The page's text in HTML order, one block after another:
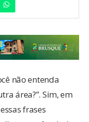
não entenda
área?”. Sim, em
frases